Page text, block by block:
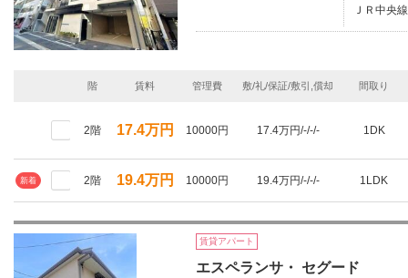
ＪＲ中央
階 賃料 管理費 敷/礼/保証/敷引,償却 間取り
2階 17.4万円 10000円 17.4万円/-/-/- 1DK
新着 2階 19.4万円 10000円 19.4万円/-/-/- 1LDK
賃貸アパート
エスペランサ・ セグード